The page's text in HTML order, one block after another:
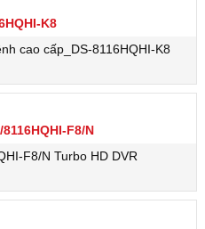
K8
cao cấp_DS-8116HQHI-K8
F8/N
F8/N Turbo HD DVR